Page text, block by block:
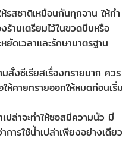
รสชาติเหมือนกันทุกจาน ให้ทำ
ร้านเตรียมไว้ในขวดบีบหรือ
ยัดเวลาและรักษามาตรฐาน
สั่งซีเรียสเรื่องทรายมาก ควร
ห้คายทรายออกให้หมดก่อนเริ่ม
ล่าจะทำให้ซอสมีความนัว มี
ารใช้น้ำเปล่าเพียงอย่างเดียว